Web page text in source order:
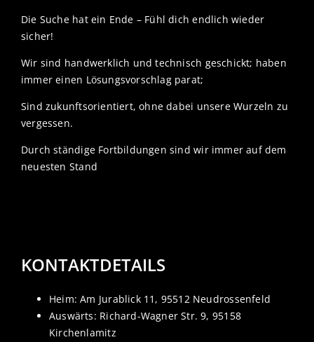
Die Suche hat ein Ende – Fühl dich endlich wieder
sicher!
Wir sind handwerklich und technisch geschickt; haben
immer einen Lösungsvorschlag parat;
Sind zukunftsorientiert, ohne dabei unsere Wurzeln zu
vergessen.
Durch ständige Fortbildungen sind wir immer auf dem
neuesten Stand
KONTAKTDETAILS
Heim: Am Jurablick 11, 95512 Neudrossenfeld
Auswärts: Richard-Wagner Str. 9, 95158
Kirchenlamitz